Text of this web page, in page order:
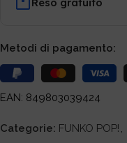
Reso gratuito
Metodi di pagamento:
EAN: 849803039424
Categorie: FUNKO POP!